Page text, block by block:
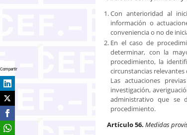
Con anterioridad al
información o
conveniencia o no de
En el caso de
determinar, con la
procedimiento, la
circunstancias
Las actuaciones
investigación,
administrativo que se
procedimiento.
Artículo 56. Medidas
Compartir